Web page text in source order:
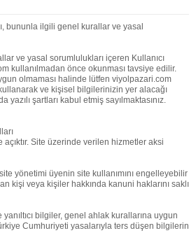
bununla ilgili genel kurallar ve yasal
ve yasal sorumlulukları içeren Kullanıcı
kullanılmadan önce okunması tavsiye edilir.
olmaması halinde lütfen viyolpazari.com
ve kişisel bilgilerinizin yer alacağı
şartları kabul etmiş sayılmaktasınız.
Site üzerinde verilen hizmetler aksi
yönetimi üyenin site kullanımını engelleyebilir
kişi veya kişiler hakkında kanuni haklarını saklı
bilgiler, genel ahlak kurallarına uygun
Cumhuriyeti yasalarıyla ters düşen bilgilerin